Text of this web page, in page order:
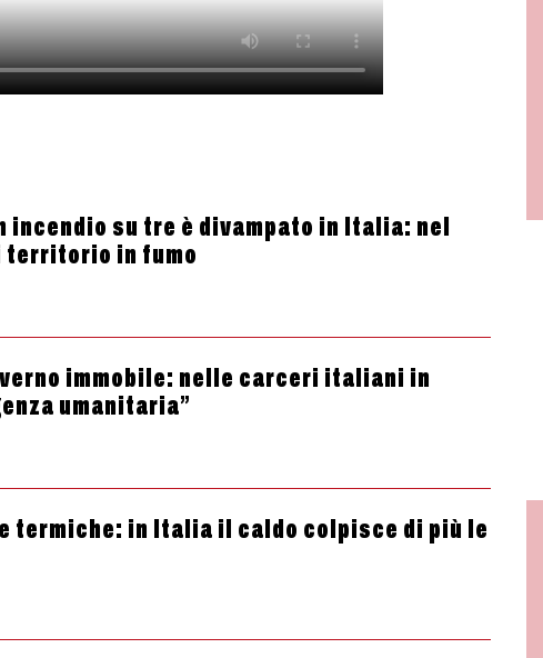
incendio su tre è divampato in Italia: nel
territorio in fumo
immobile: nelle carceri italiani in
umanitaria”
termiche: in Italia il caldo colpisce di più le